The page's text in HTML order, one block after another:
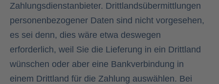
Zahlungsdienstanbieter. Drittlandsübermittlungen
personenbezogener Daten sind nicht vorgesehen,
es sei denn, dies wäre etwa deswegen
erforderlich, weil Sie die Lieferung in ein Drittland
wünschen oder aber eine Bankverbindung in
einem Drittland für die Zahlung auswählen. Bei